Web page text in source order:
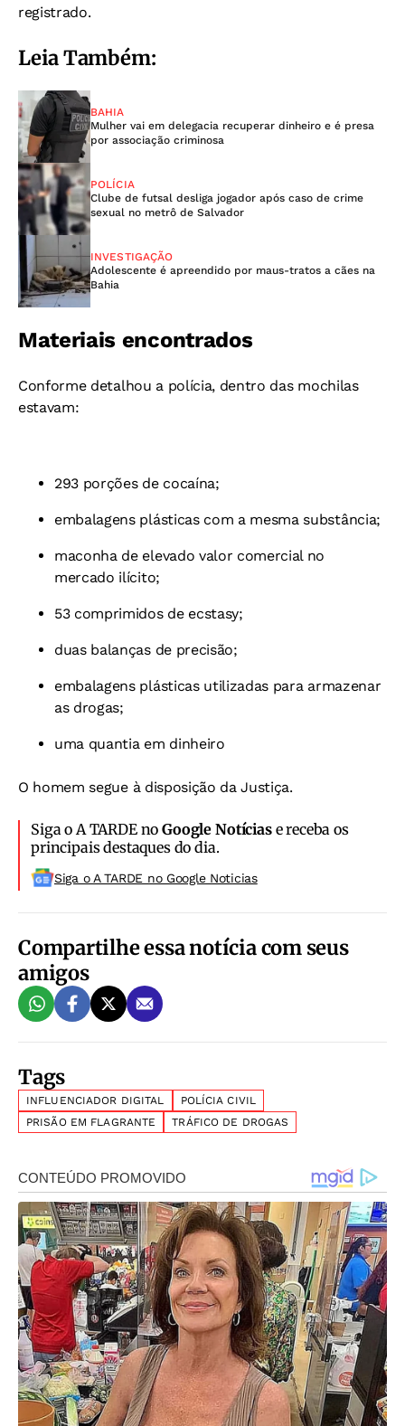
registrado.
Leia Também:
BAHIA
Mulher vai em delegacia recuperar dinheiro e é presa
por associação criminosa
POLÍCIA
Clube de futsal desliga jogador após caso de crime
sexual no metrô de Salvador
INVESTIGAÇÃO
Adolescente é apreendido por maus-tratos a cães na
Bahia
Materiais encontrados
Conforme detalhou a polícia, dentro das mochilas
estavam:
293 porções de cocaína;
embalagens plásticas com a mesma substância;
maconha de elevado valor comercial no
mercado ilícito;
53 comprimidos de ecstasy;
duas balanças de precisão;
embalagens plásticas utilizadas para armazenar
as drogas;
uma quantia em dinheiro
O homem segue à disposição da Justiça.
Siga o A TARDE noGoogle Notíciase receba os
principais destaques do dia.
Siga o A TARDE no Google Noticias
Compartilhe essa notícia com seus
amigos
Tags
INFLUENCIADOR DIGITAL
POLÍCIA CIVIL
PRISÃO EM FLAGRANTE
TRÁFICO DE DROGAS